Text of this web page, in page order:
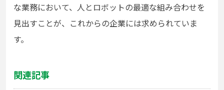
な業務において、人とロボットの最適な組み合わせを
見出すことが、これからの企業には求められていま
す。
関連記事